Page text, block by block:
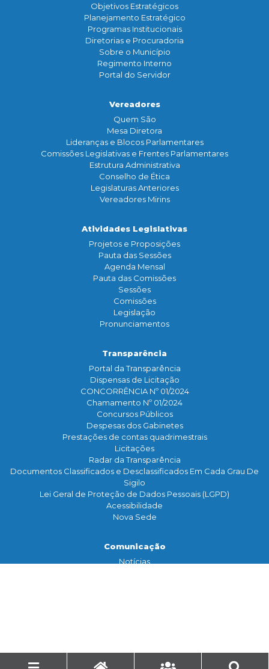
Objetivos Estratégicos
Planejamento Estratégico
Programas Institucionais
Diretorias e Procuradoria
Sobre o Município
Regimento Interno
Portal do Servidor
Vereadores
Quem São
Mesa Diretora
Lideranças e Blocos Parlamentares
Comissões Legislativas e Frentes Parlamentares
Estrutura Administrativa
Conselho de Ética
Legislaturas Anteriores
Vereadores Mirins
Atividades Legislativas
Projetos e Proposições
Pauta das Sessões
Agenda Mensal
Pauta das Comissões
Sessões
Comissões
Legislação
Pronunciamentos
Transparência
Portal da Transparência
Dispensas de Licitação
CONCORRÊNCIA Nº 01/2024
Chamamento Nº 01/2024
Concursos Públicos
Despesas dos Gabinetes
Prestações de contas quadrimestrais
Licitações
Radar da Transparência
Documentos Classificados e Desclassificados Em Cada Grau De
Sigilo
Lei Geral de Proteção de Dados Pessoais (LGPD)
Acessibilidade
Nova Sede
Comunicação
Notícias
Serviço de Informação